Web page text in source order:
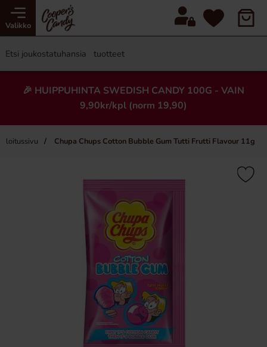
Valikko
🎉 HUIPPUHINTA SWEDISH CANDY 100G - VAIN
9,90kr/kpl (norm 19,90)
Aloitussivu Chupa Chups Cotton Bubble Gum Tutti Frutti Flavour 11g
×